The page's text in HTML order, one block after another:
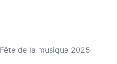
Fête de la musique 2025